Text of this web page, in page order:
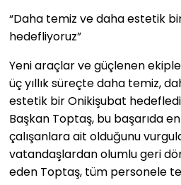
“Daha temiz ve daha estetik
hedefliyoruz”
Yeni araçlar ve güçlenen
üç yıllık süreçte daha temiz,
estetik bir Onikişubat
Başkan Toptaş, bu başarıda
çalışanlara ait olduğunu
vatandaşlardan olumlu geri
eden Toptaş, tüm personele